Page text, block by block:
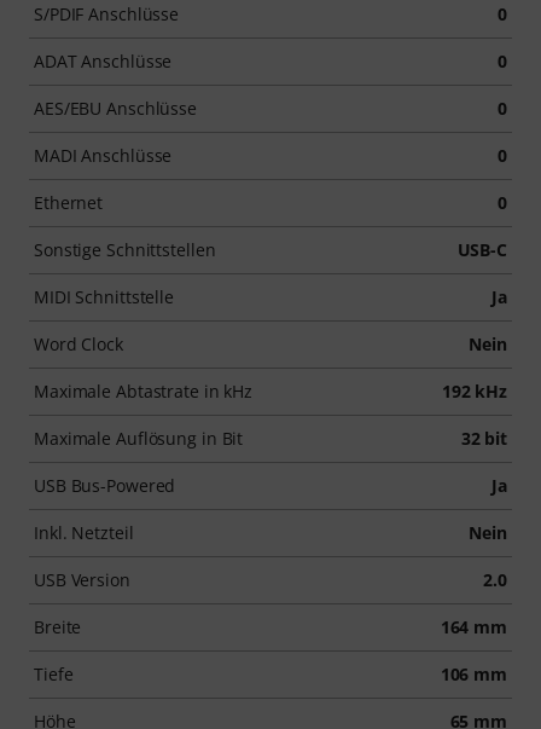
S/PDIF Anschlüsse 0
ADAT Anschlüsse 0
AES/EBU Anschlüsse 0
MADI Anschlüsse 0
Ethernet 0
Sonstige Schnittstellen USB-C
MIDI Schnittstelle Ja
Word Clock Nein
Maximale Abtastrate in kHz 192 kHz
Maximale Auflösung in Bit 32 bit
USB Bus-Powered Ja
Inkl. Netzteil Nein
USB Version 2.0
Breite 164 mm
Tiefe 106 mm
Höhe 65 mm